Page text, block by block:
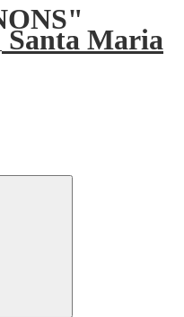
Santa Maria